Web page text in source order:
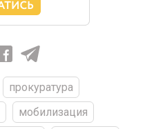
прокуратура
мобилизация